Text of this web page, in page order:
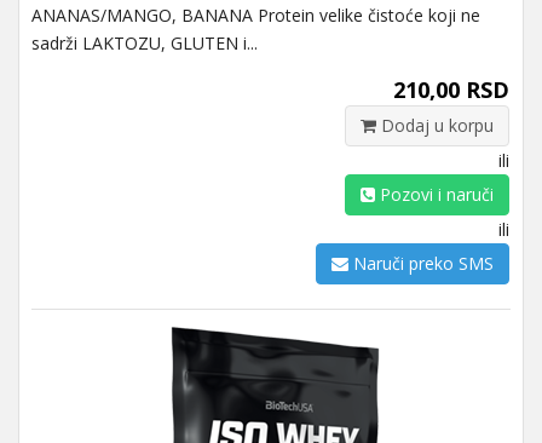
ANANAS/MANGO, BANANA Protein velike čistoće koji ne
sadrži LAKTOZU, GLUTEN i...
210,00 RSD
Dodaj u korpu
ili
Pozovi i naruči
ili
Naruči preko SMS